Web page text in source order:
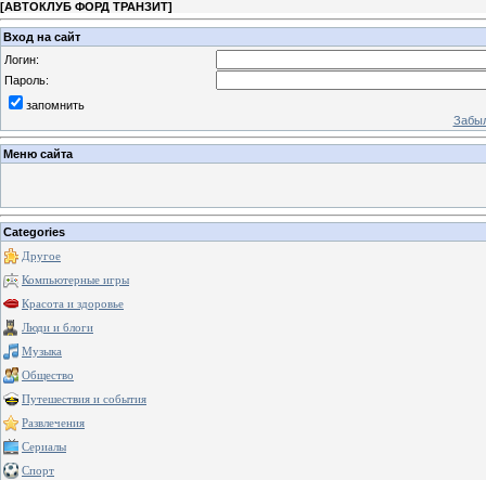
[АВТОКЛУБ ФОРД ТРАНЗИТ]
Вход на сайт
Логин:
Пароль:
запомнить
Меню сайта
Categories
Другое
Компьютерные игры
Красота и здоровье
Люди и блоги
Музыка
Общество
Путешествия и события
Развлечения
Сериалы
Спорт